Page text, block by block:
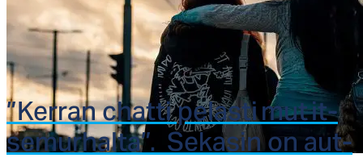
”Ker­ran chat­ti pe­las­ti mut it­
se­mur­hal­ta”. Se­ka­sin on aut­